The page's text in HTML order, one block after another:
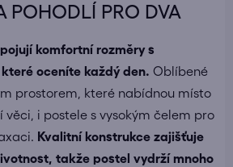
POHODLÍ PRO DVA
komfortní rozměry s
oceníte každý den. Oblíbené
prostorem, které nabídnou místo
věci, i postele s vysokým čelem pro
Kvalitní konstrukce zajišťuje
takže postel vydrží mnoho